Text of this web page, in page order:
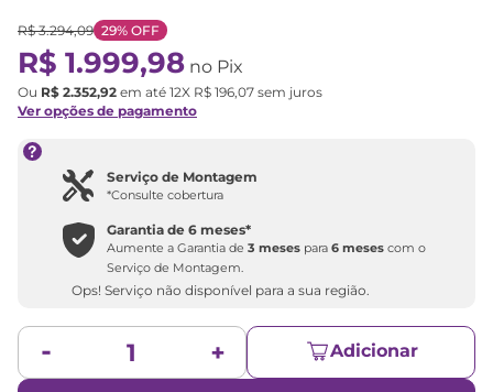
R$ 3.294,09 29% OFF
R$ 1.999,98 no Pix
Ou R$ 2.352,92 em até 12X R$ 196,07 sem juros
Ver opções de pagamento
Serviço de Montagem
*Consulte cobertura
Garantia de6 meses*
Aumente a Garantia de3 meses para6 meses com o
Serviço de Montagem.
Ops! Serviço não disponível para a sua região.
Adicionar